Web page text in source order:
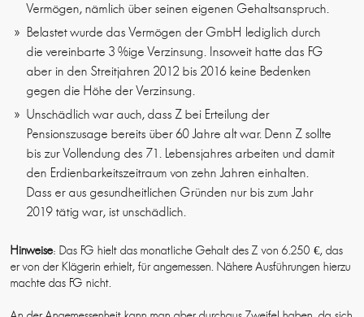
Vermögen, nämlich über seinen eigenen Gehaltsanspruch.
Belastet wurde das Vermögen der GmbH lediglich durch
die vereinbarte 3 %ige Verzinsung. Insoweit hatte das FG
aber in den Streitjahren 2012 bis 2016 keine Bedenken
gegen die Höhe der Verzinsung.
Unschädlich war auch, dass Z bei Erteilung der
Pensionszusage bereits über 60 Jahre alt war. Denn Z sollte
bis zur Vollendung des 71. Lebensjahres arbeiten und damit
den Erdienbarkeitszeitraum von zehn Jahren einhalten.
Dass er aus gesundheitlichen Gründen nur bis zum Jahr
2019 tätig war, ist unschädlich.
Hinweise: Das FG hielt das monatliche Gehalt des Z von 6.250 €, das
er von der Klägerin erhielt, für angemessen. Nähere Ausführungen hierzu
machte das FG nicht.